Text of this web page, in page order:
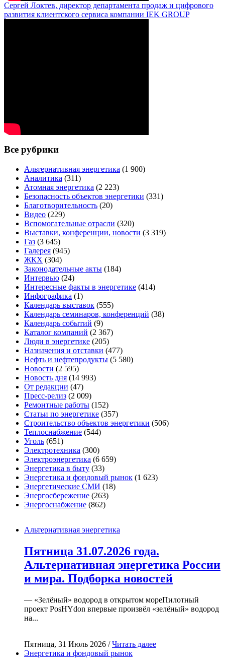
Сергей Локтев, директор департамента продаж и цифрового
развития клиентского сервиса компании IEK GROUP
Все рубрики
Альтернативная энергетика (1 900)
Аналитика (311)
Атомная энергетика (2 223)
Безопасность объектов энергетики (331)
Благотворительность (20)
Видео (229)
Вспомогательные отрасли (320)
Выставки, конференции, новости (3 319)
Газ (3 645)
Галерея (945)
ЖКХ (304)
Законодательные акты (184)
Интервью (24)
Интересные факты в энергетике (414)
Инфографика (1)
Календарь выставок (555)
Календарь семинаров, конференций (38)
Календарь событий (9)
Каталог компаний (2 367)
Люди в энергетике (205)
Назначения и отставки (477)
Нефть и нефтепродукты (5 580)
Новости (2 595)
Новость дня (14 993)
От редакции (47)
Пресс-релиз (2 009)
Ремонтные работы (152)
Статьи по энергетике (357)
Строительство объектов энергетики (506)
Теплоснабжение (544)
Уголь (651)
Электротехника (300)
Электроэнергетика (6 659)
Энергетика в быту (33)
Энергетика и фондовый рынок (1 623)
Энергетические СМИ (18)
Энергосбережение (263)
Энергоснабжение (862)
Альтернативная энергетика
Пятница 31.07.2026 года.
Альтернативная энергетика России
и мира. Подборка новостей
— «Зелёный» водород в открытом мореПилотный
проект PosHYdon впервые произвёл «зелёный» водород
на...
Пятница, 31 Июль 2026 /Читать далее
Энергетика и фондовый рынок